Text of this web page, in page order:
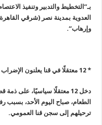
بـ”التخطيط والتدبير وتنفيذ
العدوية بمدينة نصر (شرقي
وإرهاب“.
*
12 معتقلًا في قنا يعلنون
دخل 12 معتقلًا سياسيًا، على
الطعام، صباح اليوم الأحد، بسبب
ترحيلهم إلى سجن قنا العمومي.